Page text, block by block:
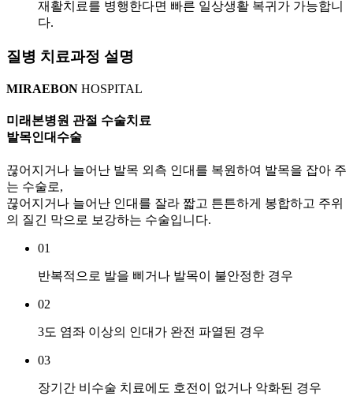
재활치료를 병행한다면 빠른 일상생활 복귀가 가능합니
다.
질병 치료과정 설명
MIRAEBON HOSPITAL
미래본병원 관절 수술치료
발목인대수술
끊어지거나 늘어난 발목 외측 인대를 복원하여 발목을 잡아 주
는 수술로,
끊어지거나 늘어난 인대를 잘라 짧고 튼튼하게 봉합하고 주위
의 질긴 막으로 보강하는 수술입니다.
01
반복적으로 발을 삐거나 발목이 불안정한 경우
02
3도 염좌 이상의 인대가 완전 파열된 경우
03
장기간 비수술 치료에도 호전이 없거나 악화된 경우